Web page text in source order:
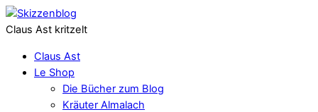
Claus Ast kritzelt
Claus Ast
Le Shop
Die Bücher zum Blog
Kräuter Almalach